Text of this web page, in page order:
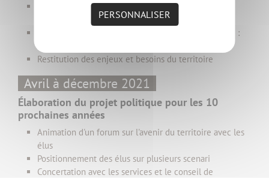
Analyse des marges de manœuvre financières et
organisationnelles de la collectivité
Temps de concertation avec les acteurs du territoire :
Restitution des enjeux et besoins du territoire
Avril à décembre 2021
Élaboration du projet politique pour les 10
prochaines années
Animation d'un forum sur l'avenir du territoire avec les
élus
Positionnement des élus sur plusieurs scenari
Concertation avec les services et le conseil de
PERSONNALISER